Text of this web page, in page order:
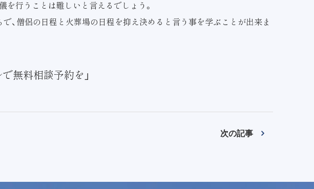
行うことは難しいと言えるでしょう。
、僧侶の日程と火葬場の日程を抑え決めると言う事を学ぶことが出来ま
無料相談予約を」
次の記事